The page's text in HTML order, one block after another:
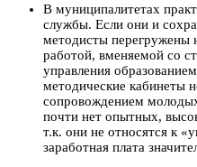
В муниципалитетах
службы. Если они и
методисты перегружены
работой, вменяемой со
управления
методические кабинеты
сопровождением
почти нет опытных,
т.к. они не относятся к
заработная плата